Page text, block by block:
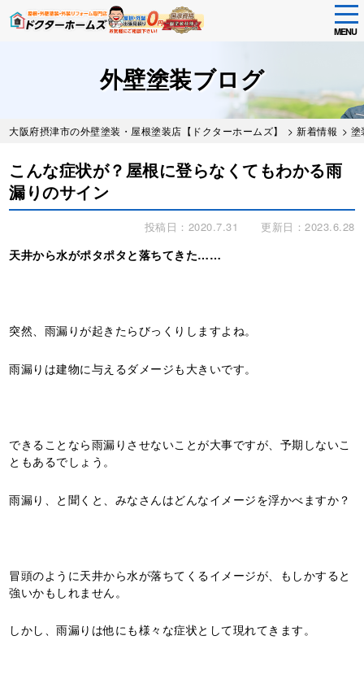
MENU
外壁塗装ブログ
大阪府摂津市の外壁塗装・屋根塗装店【ドクターホームズ】 >新着情報 > 塗
こんな症状が？屋根に登らなくてもわかる雨
漏りのサイン
投稿日：2020.7.31 更新日：2023.6.28
天井から水がポタポタと落ちてきた……
突然、雨漏りが起きたらびっくりしますよね。
雨漏りは建物に与えるダメージも大きいです。
できることなら雨漏りさせないことが大事ですが、予期しないこ
ともあるでしょう。
雨漏り、と聞くと、みなさんはどんなイメージを浮かべますか？
冒頭のように天井から水が落ちてくるイメージが、もしかすると
強いかもしれません。
しかし、雨漏りは他にも様々な症状として現れてきます。